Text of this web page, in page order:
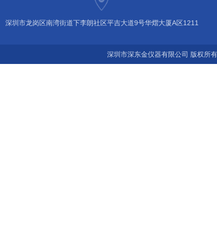
深圳市龙岗区南湾街道下李朗社区平吉大道9号华熠大厦A区1211
深圳市深东金仪器有限公司 版权所